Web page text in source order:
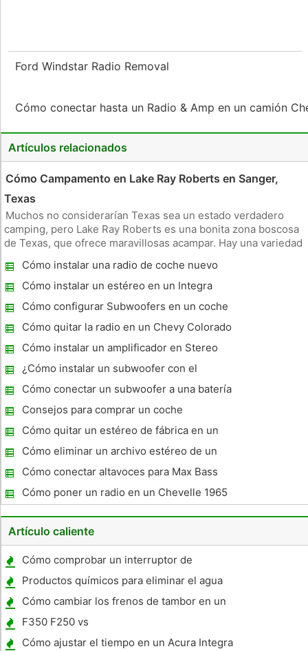
Ford Windstar Radio Removal
Cómo conectar hasta un Radio & Amp en un camión
Artículos relacionados
Cómo Campamento en Lake Ray Roberts en Sanger,
Texas
Muchos no considerarían Texas sea un estado verdadero
camping, pero Lake Ray Roberts es una bonita zona boscosa
de Texas, que ofrece maravillosas acampar. Hay una variedad
cerca de las instalaciones o cabina de sitios que ofrecen
aislamiento y la
Cómo instalar una radio de coche nuevo
Cómo instalar un estéreo en un Integra
Cómo configurar Subwoofers en un coche
Cómo quitar la radio en un Chevy Colorado
2006
Cómo instalar un amplificador en Stereo
Factory
¿Cómo instalar un subwoofer con el
sistema 460 Mach?
Cómo conectar un subwoofer a una batería
de carro
Consejos para comprar un coche
subwoofer
Cómo quitar un estéreo de fábrica en un
Evo X
Cómo eliminar un archivo estéreo de un
Chevy 2006
Cómo conectar altavoces para Max Bass
Cómo poner un radio en un Chevelle 1965
Artículo caliente
Cómo comprobar un interruptor de
encendido mal
Productos químicos para eliminar el agua
del aceite usado del motor
Cómo cambiar los frenos de tambor en un
Honda Civic
F350 F250 vs
Cómo ajustar el tiempo en un Acura Integra